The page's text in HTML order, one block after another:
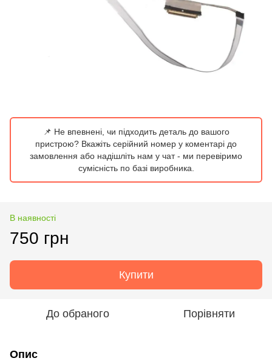
📌 Не впевнені, чи підходить деталь до вашого
пристрою? Вкажіть серійний номер у коментарі до
замовлення або надішліть нам у чат - ми перевіримо
сумісність по базі виробника.
В наявності
750 грн
Купити
До обраного Порівняти
Опис